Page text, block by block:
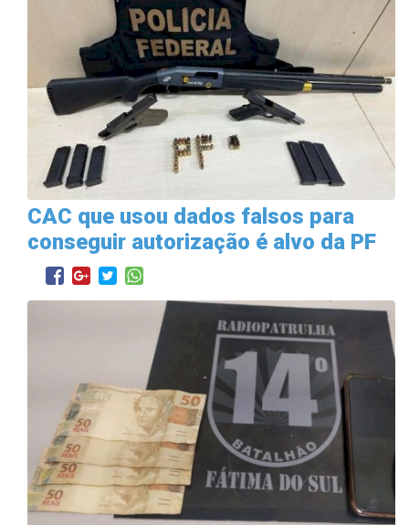
CAC que usou dados falsos para
conseguir autorização é alvo da PF